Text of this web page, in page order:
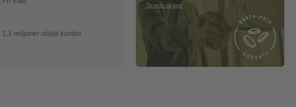
1,3 miljoner nöjda kunder
Ta reda på mer